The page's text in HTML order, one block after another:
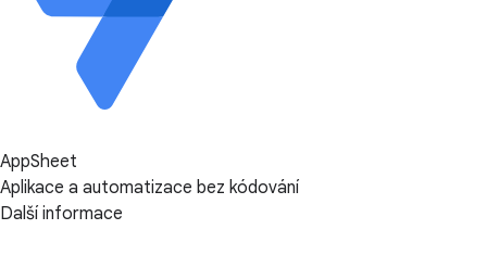
AppSheet
Aplikace a automatizace bez kódování
Další informace